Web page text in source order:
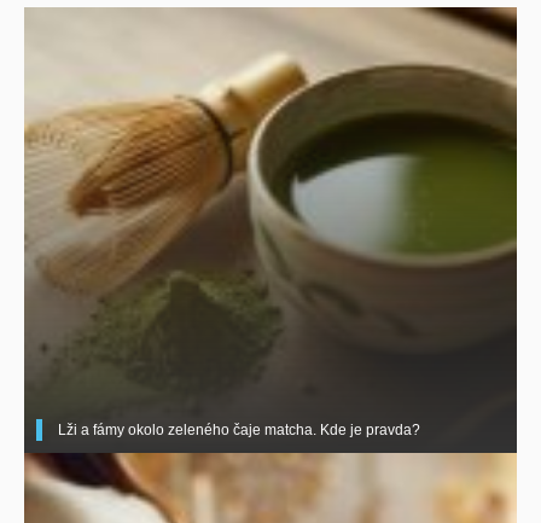
Lži a fámy okolo zeleného čaje matcha. Kde je pravda?